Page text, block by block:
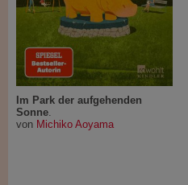
Im Park der aufgehenden
Sonne
von Michiko Aoyama